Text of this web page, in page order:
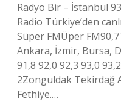
Radyo Bir – İstanbul
Radio Türkiye’den
Süper FMÜper
Ankara, İzmir, Bursa,
91,8 92,0 92,3 93,0
2Zonguldak Tekirdağ
Fethiye.…